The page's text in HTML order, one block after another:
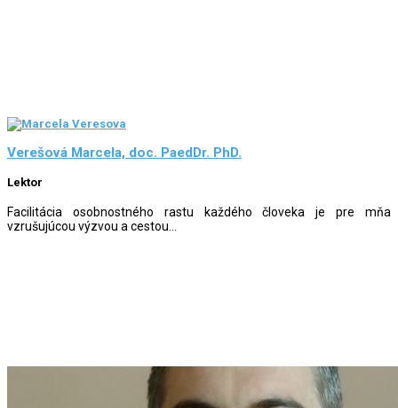
Verešová Marcela, doc. PaedDr. PhD.
Lektor
Facilitácia osobnostného rastu každého človeka je pre mňa
vzrušujúcou výzvou a cestou...